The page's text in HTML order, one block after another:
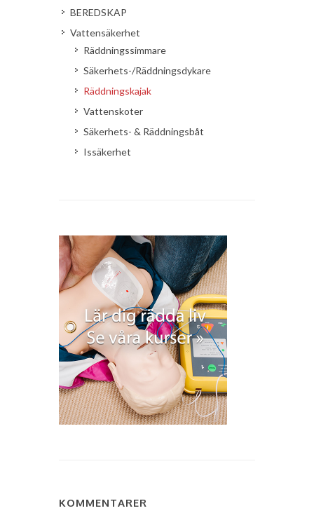
BEREDSKAP
Vattensäkerhet
Räddningssimmare
Säkerhets-/Räddningsdykare
Räddningskajak
Vattenskoter
Säkerhets- & Räddningsbåt
Issäkerhet
KOMMENTARER